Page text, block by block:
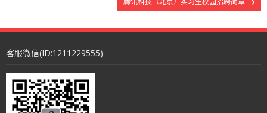
- D3简历网申指导
- D4面试笔试指导
- D5留学生海归求职
客服微信(ID:1211229555)